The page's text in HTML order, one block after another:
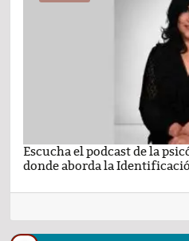
Escucha el podcast de la
donde aborda la